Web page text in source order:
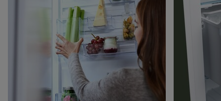
visu var ērti pārskatīt un aizsniegt, un tas nozīmē arī mazāk